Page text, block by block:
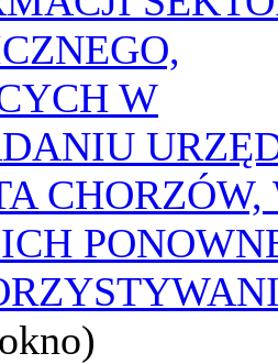
W
CHORZÓW,